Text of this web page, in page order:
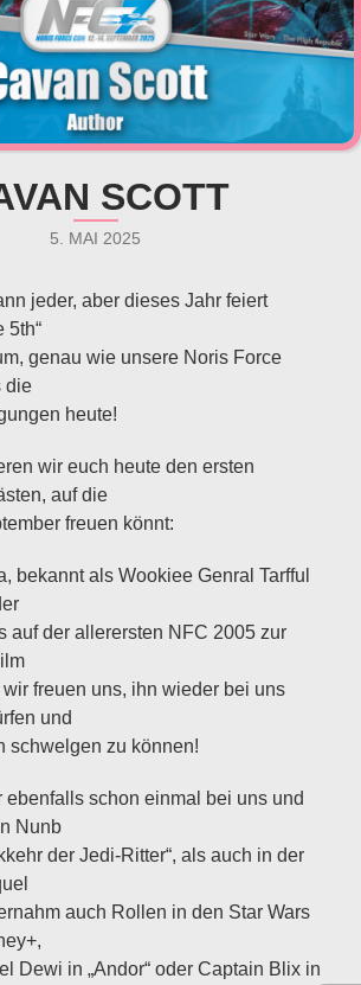
SCOTT
5. MAI 2025
jeder, aber dieses Jahr feiert
5th“
genau wie unsere Noris Force
die
heute!
wir euch heute den ersten
auf die
freuen könnt:
bekannt als Wookiee Genral Tarfful
auf der allerersten NFC 2005 zur
freuen uns, ihn wieder bei uns
und
schwelgen zu können!
ebenfalls schon einmal bei uns und
Nunb
der Jedi-Ritter“, als auch in der
auch Rollen in den Star Wars
Dewi in „Andor“ oder Captain Blix in